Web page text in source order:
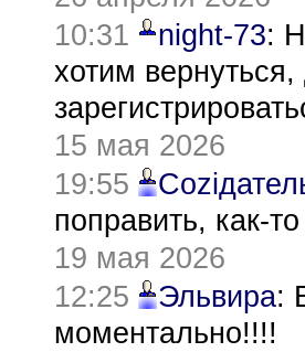
10:31
night-73:
хотим
15 мая 2026
19:55
поправить, как-
19 мая 2026
12:25
Эльвира:
моментально!!!!